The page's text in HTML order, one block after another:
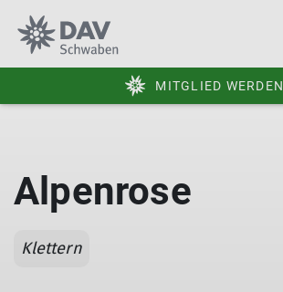
MITGLIED WERDEN
Alpenrose
Klettern